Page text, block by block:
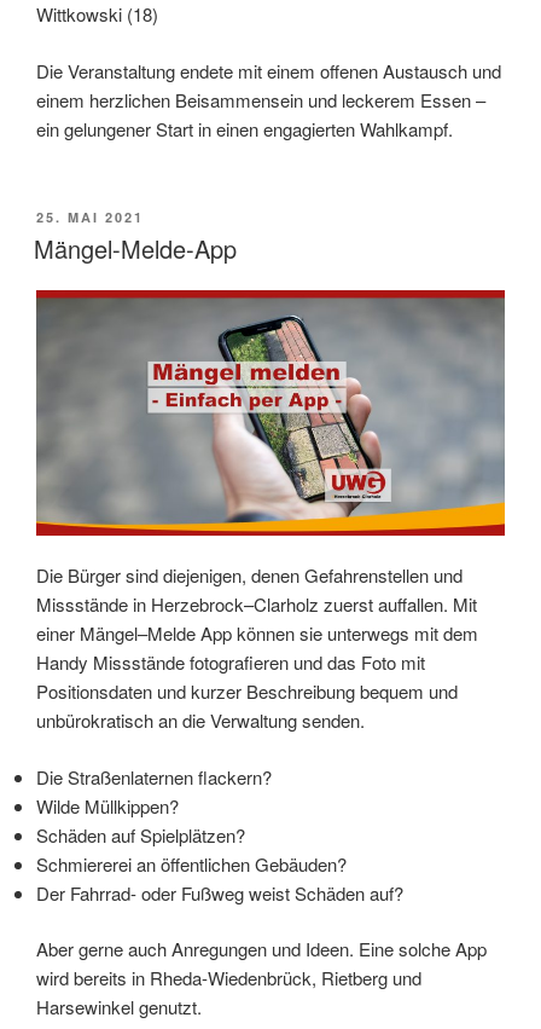
Wittkowski (18)
Die Veranstaltung endete mit einem offenen Austausch und
einem herzlichen Beisammensein und leckerem Essen –
ein gelungener Start in einen engagierten Wahlkampf.
VERÖFFENTLICHT
AM
25. MAI 2021
Mängel-Melde-App
Die Bürger sind diejenigen, denen Gefahrenstellen und
Missstände in Herzebrock–Clarholz zuerst auffallen. Mit
einer Mängel–Melde App können sie unterwegs mit dem
Handy Missstände fotografieren und das Foto mit
Positionsdaten und kurzer Beschreibung bequem und
unbürokratisch an die Verwaltung senden.
Die Straßenlaternen flackern?
Wilde Müllkippen?
Schäden auf Spielplätzen?
Schmiererei an öffentlichen Gebäuden?
Der Fahrrad- oder Fußweg weist Schäden auf?
Aber gerne auch Anregungen und Ideen. Eine solche App
wird bereits in Rheda-Wiedenbrück, Rietberg und
Harsewinkel genutzt.